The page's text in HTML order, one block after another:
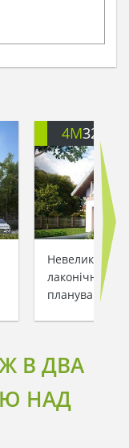
4M3200
Невеликий
лаконічним
плануванням
В ДВА
НАД